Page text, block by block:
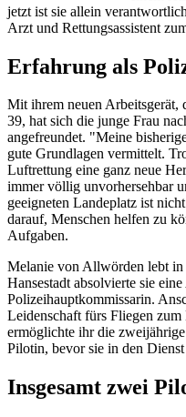
jetzt ist sie allein
Arzt und Rettungsassistent
Erfahrung als
Mit ihrem neuen Arbeitsgerät,
39, hat sich die junge Frau
angefreundet. "Meine
gute Grundlagen vermittelt.
Luftrettung eine ganz neue
immer völlig unvorhersehbar
geeigneten Landeplatz ist
darauf, Menschen helfen zu
Aufgaben.
Melanie von Allwörden lebt
Hansestadt absolvierte sie
Polizeihauptkommissarin.
Leidenschaft fürs Fliegen
ermöglichte ihr die
Pilotin, bevor sie in den
Insgesamt zwei